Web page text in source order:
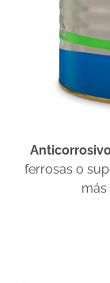
ferrosas o
más